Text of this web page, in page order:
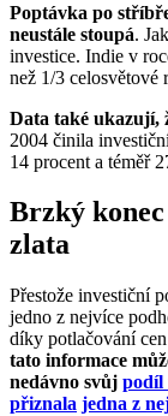
Poptávka po
neustále stoupá.
investice. Indie v
než 1/3 celosvětové
Data také ukazují,
2004 činila
14 procent a téměř
Brzký
zlata
Přestože investiční
jedno z nejvíce
díky potlačování
tato informace
nedávno svůj podíl
přiznala jedna z